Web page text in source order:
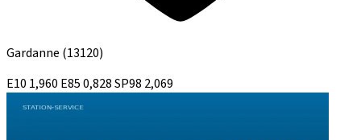
Gardanne (13120)
E10 1,960 E850,828SP98 2,069